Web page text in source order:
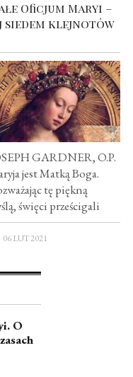
Oficjum Maryi –
siedem klejnotów
GARDNER, O.P.
jest Matką Boga.
tę piękną
święci prześcigali
06 LUT 2021
O